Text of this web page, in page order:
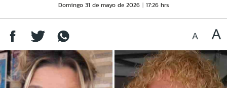
Domingo 31 de mayo de 2026 17:26 hrs